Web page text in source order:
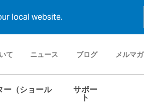
local website.
て ニュース ブログ メルマガ
ー（ショール サポー
ト